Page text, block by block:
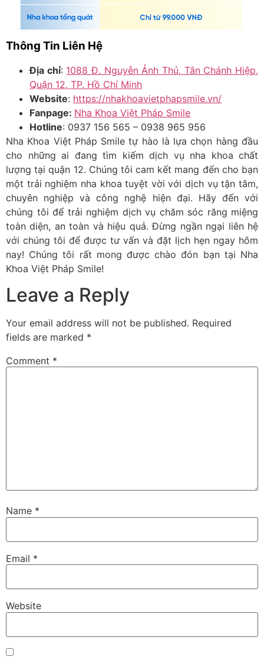
Thông Tin Liên Hệ
Địa chỉ: 1088 Đ. Nguyễn Ảnh Thủ, Tân Chánh Hiệp,
Quận 12, TP. Hồ Chí Minh
Website: https://nhakhoavietphapsmile.vn/
Fanpage: Nha Khoa Việt Pháp Smile
Hotline: 0937 156 565 – 0938 965 956
Nha Khoa Việt Pháp Smile tự hào là lựa chọn hàng đầu
cho những ai đang tìm kiếm dịch vụ nha khoa chất
lượng tại quận 12. Chúng tôi cam kết mang đến cho bạn
một trải nghiệm nha khoa tuyệt vời với dịch vụ tận tâm,
chuyên nghiệp và công nghệ hiện đại. Hãy đến với
chúng tôi để trải nghiệm dịch vụ chăm sóc răng miệng
toàn diện, an toàn và hiệu quả. Đừng ngần ngại liên hệ
với chúng tôi để được tư vấn và đặt lịch hẹn ngay hôm
nay! Chúng tôi rất mong được chào đón bạn tại Nha
Khoa Việt Pháp Smile!
Leave a Reply
Your email address will not be published. Required
fields are marked *
Comment *
Name *
Email *
Website